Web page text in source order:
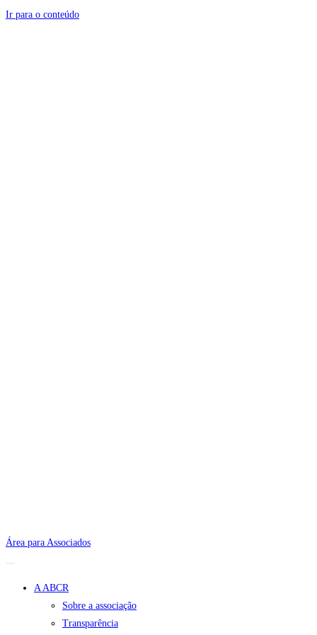
Ir para o conteúdo
Área para Associados
A ABCR
Sobre a associação
Transparência